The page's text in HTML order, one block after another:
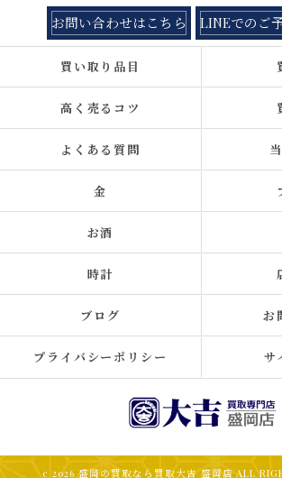
お問い合わせはこちら LINEでのご
買い取り品目
高く売るコツ
よくある質問
金
お酒
時計
ブログ お
プライバシーポリシー サ
c 2026 盛岡の買取なら買取大吉 盛岡店 ALL